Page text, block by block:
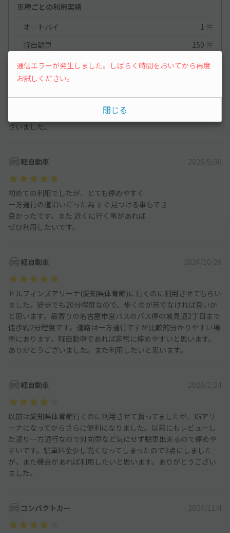
車種ごとの利用実績
オートバイ
1 件
軽自動車
150 件
軽自動車 2026/6/13
ました。機会があればまた利用したいと思います。ありがとうご
ざいました。
軽自動車 2026/5/30
初めての利用でしたが、とても停めやすく
一方通行の道沿いだった為 すぐ見つける事もでき
良かったです。また 近くに行く事があれば
ぜひ利用したいです。
軽自動車 2024/10/26
ドルフィンズアリーナ(愛知県体育館)に行くのに利用させてもらい
ました。徒歩でも20分程度なので、歩くのが苦でなければ良いか
と思います。最寄りの名古屋市営バスのバス停の城見通2丁目まで
徒歩約2分程度です。道路は一方通行ですが比較的分かりやすい場
所にあります。軽自動車であれば非常に停めやすいと思います。
ありがとうございました。また利用したいと思います。
軽自動車 2026/1/24
以前は愛知県体育館行くのに利用させて貰ってましたが、IGアリ
ーナになってからさらに便利になりました。以前にもレビューし
た通り一方通行なので対向車など気にせず駐車出来るので停めや
すいです。駐車料金少し高くなってしまったので3点にしました
が、また機会があれば利用したいと思います。ありがとうござい
ました。
コンパクトカー 2024/11/4
通信エラーが発生しました。しばらく時間をおいてから再度
お試しください。
閉じる